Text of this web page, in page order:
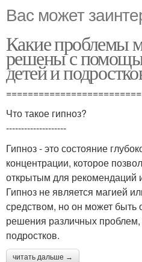
Вас может
Какие проблемы
решены с
детей и
Что такое гипноз?
--------------------
Гипноз - это состояние
концентрации, которое
открытым для рекомендаций
Гипноз не является магией
средством, но он может быть
решения различных проблем,
подростков.
читать дальше →